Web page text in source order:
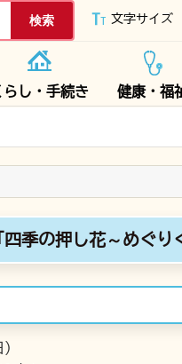
下妻市
文字サイズ
らし・手続き 健康・福
季の押し花～めぐり